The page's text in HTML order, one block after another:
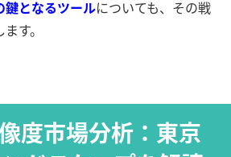
鍵となるツールについても、その戦
す。
度市場分析：東京